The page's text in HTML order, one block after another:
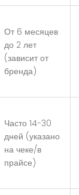
От 6 месяцев
до 2 лет
(зависит от
бренда)
Часто 14-30
дней (указано
на чеке/в
прайсе)